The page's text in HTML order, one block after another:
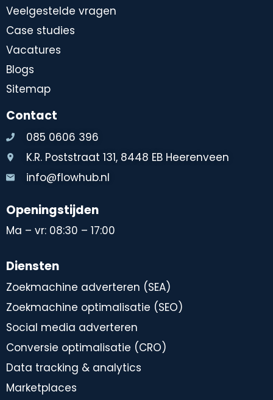
Veelgestelde vragen
Case studies
Vacatures
Blogs
Sitemap
Contact
085 0606 396
K.R. Poststraat 131, 8448 EB Heerenveen
info@flowhub.nl
Openingstijden
Ma – vr: 08:30 – 17:00
Diensten
Zoekmachine adverteren (SEA)
Zoekmachine optimalisatie (SEO)
Social media adverteren
Conversie optimalisatie (CRO)
Data tracking & analytics
Marketplaces